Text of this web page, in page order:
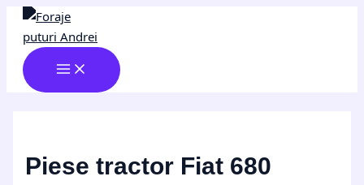
Skip
content
MENU
Piese tractor Fiat 680
Post
navigation
Type
here..
Name*
Email*
Website